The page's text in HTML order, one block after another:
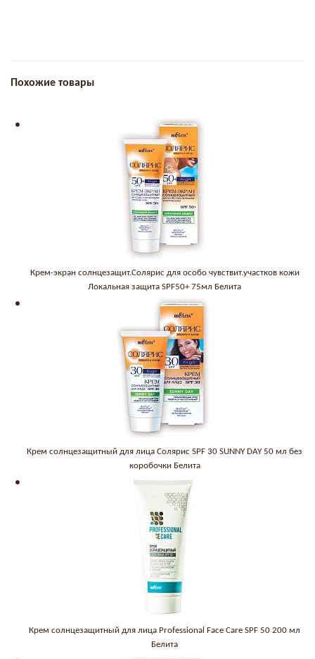
Похожие товары
Крем-экран солнцезащит.Солярис для особо чувствит.участков кожи
Локальная защита SPF50+ 75мл Белита
Крем солнцезащитный для лица Солярис SPF 30 SUNNY DAY 50 мл без
коробочки Белита
Крем солнцезащитный для лица Professional Face Care SPF 50 200 мл
Белита